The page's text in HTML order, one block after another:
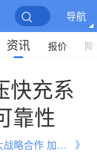
导航
资讯 报价 降
快充系
靠性
安森美与蔚来汽车扩大战略合作 加速900V电动汽车平台发展
》